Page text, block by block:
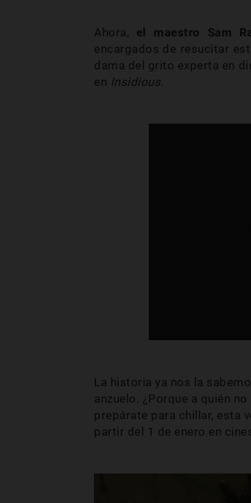
Ahora, el maestro Sam
encargados de resucitar
dama del grito experta en
en Insidious.
La historia ya nos la
anzuelo. ¿Porque a quién
prepárate para chillar, esta
partir del 1 de enero en